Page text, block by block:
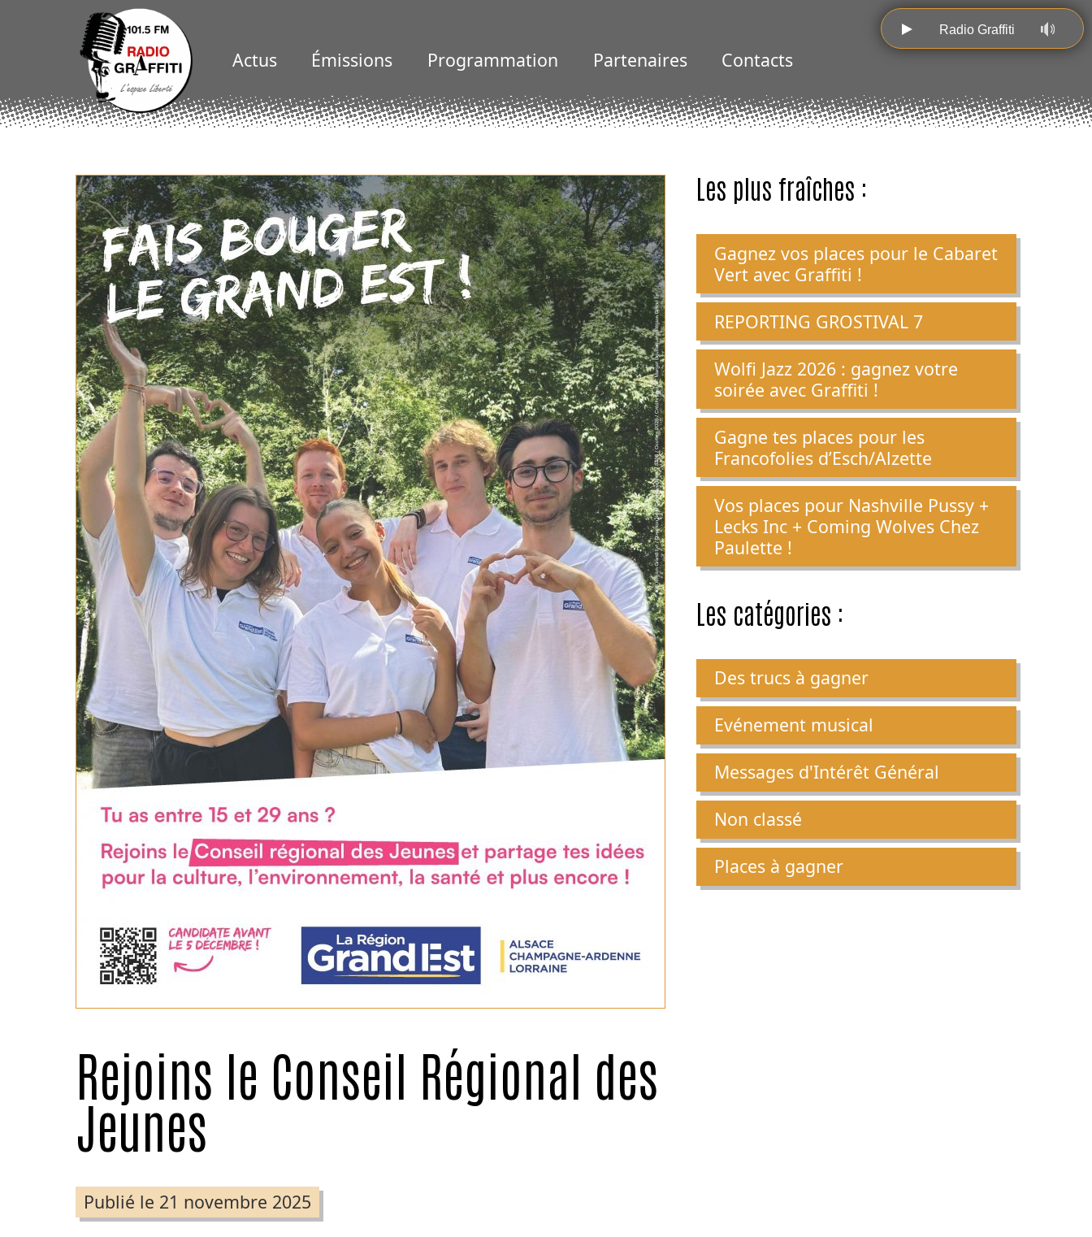
Radio Graffiti
Actus Émissions Programmation Partenaires Contacts
Rejoins le Conseil Régional des
Jeunes
Publié le 21 novembre 2025
Les plus fraîches :
Gagnez vos places pour le Cabaret
Vert avec Graffiti !
REPORTING GROSTIVAL 7
Wolfi Jazz 2026 : gagnez votre
soirée avec Graffiti !
Gagne tes places pour les
Francofolies d’Esch/Alzette
Vos places pour Nashville Pussy +
Lecks Inc + Coming Wolves Chez
Paulette !
Les catégories :
Des trucs à gagner
Evénement musical
Messages d'Intérêt Général
Non classé
Places à gagner